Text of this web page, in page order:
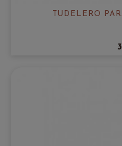
TUDELERO